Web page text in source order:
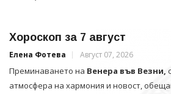
Хороскоп за 7 август
Елена Фотева Август 07, 2026
Преминаването на Венера във Везни,
атмосфера на хармония и новост,